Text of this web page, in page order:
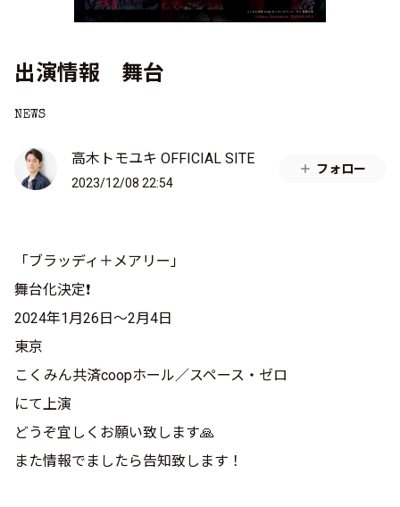
出演情報 舞台
NEWS
高木トモユキ OFFICIAL SITE
2023/12/08 22:54
フォロー
「ブラッディ＋メアリー」
舞台化決定❗️
2024年1月26日〜2月4日
東京
こくみん共済coopホール／スペース・ゼロ
にて上演
どうぞ宜しくお願い致します🙏
また情報でましたら告知致します！